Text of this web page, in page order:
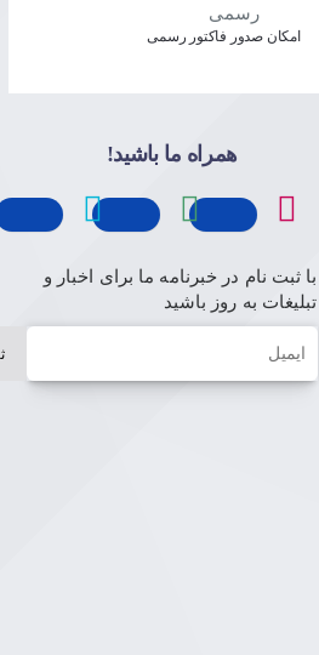
امکان صدور فاکتور رسمی
همراه ما باشید!
با ثبت نام در خبرنامه ما برای اخبار و
تبلیغات به روز باشید
ایمیل